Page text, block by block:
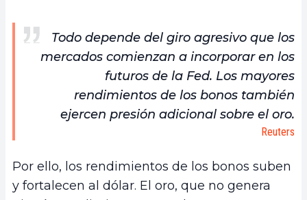
Todo depende del giro agresivo que los
mercados comienzan a incorporar en los
futuros de la Fed. Los mayores
rendimientos de los bonos también
ejercen presión adicional sobre el oro.
Reuters
Por ello, los rendimientos de los bonos suben
y fortalecen al dólar. El oro, que no genera